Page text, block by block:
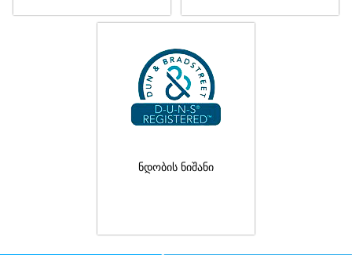
ნდობის ნიშანი